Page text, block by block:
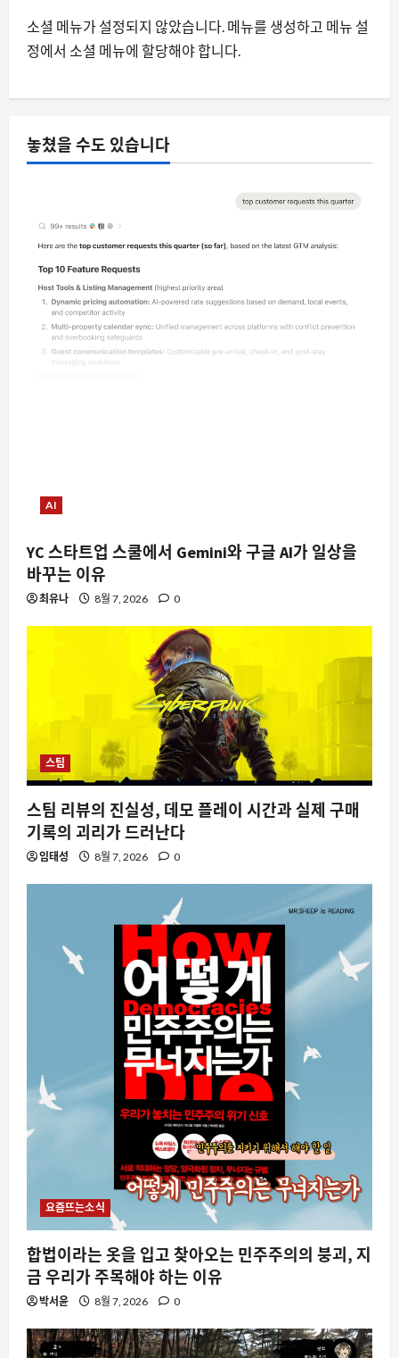
소셜 메뉴가 설정되지 않았습니다. 메뉴를 생성하고 메뉴 설
정에서 소셜 메뉴에 할당해야 합니다.
놓쳤을 수도 있습니다
AI
YC 스타트업 스쿨에서 Gemini와 구글 AI가 일상을
바꾸는 이유
최유나 8월 7, 2026 0
스팀
스팀 리뷰의 진실성, 데모 플레이 시간과 실제 구매
기록의 괴리가 드러난다
임태성 8월 7, 2026 0
요즘뜨는소식
합법이라는 옷을 입고 찾아오는 민주주의의 붕괴, 지
금 우리가 주목해야 하는 이유
박서윤 8월 7, 2026 0